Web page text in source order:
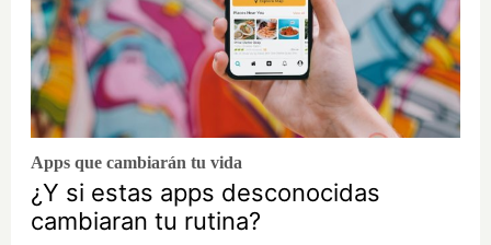
Apps que cambiarán tu vida
¿Y si estas apps desconocidas
cambiaran tu rutina?